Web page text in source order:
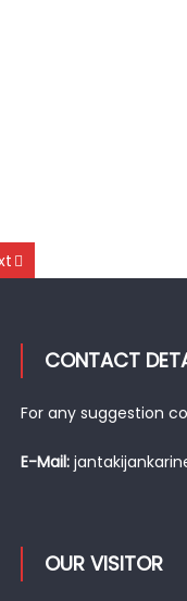
CONTACT
For any suggestion
E-Mail:
OUR VISITOR